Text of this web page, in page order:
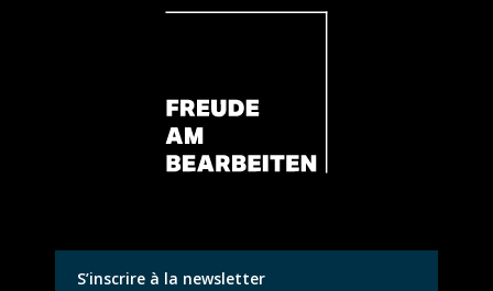
S’inscrire à la newsletter